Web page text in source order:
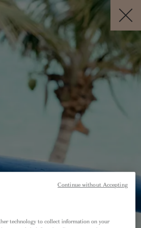
NOUS
of Akagera
Game Lodge Limitée,
RÉSERVER
Annulation Gratuite * FR
to enhance your experience and make
and more comfortable.
technology to collect information on your
Continue without Accepting